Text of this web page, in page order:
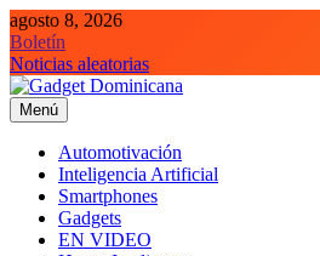
Saltar
al
contenido
agosto 8, 2026
Boletín
Noticias aleatorias
Gadget Dominicana
Gadgets, Autos y Tecnología de consumo
Menú
Automotivación
Inteligencia Artificial
Smartphones
Gadgets
EN VIDEO